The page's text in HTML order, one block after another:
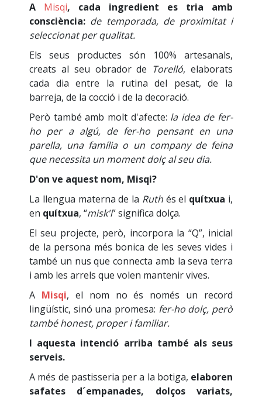
A Misqi, cada ingredient es tria amb
consciència: de temporada, de proximitat i
seleccionat per qualitat.
Els seus productes són 100% artesanals,
creats al seu obrador de Torelló, elaborats
cada dia entre la rutina del pesat, de la
barreja, de la cocció i de la decoració.
Però també amb molt d'afecte: la idea de fer-
ho per a algú, de fer-ho pensant en una
parella, una família o un company de feina
que necessita un moment dolç al seu dia.
D'on ve aquest nom, Misqi?
La llengua materna de la Ruthés el quítxua i,
en quítxua, “misk'i” significa dolça.
El seu projecte, però, incorpora la “Q”, inicial
de la persona més bonica de les seves vides i
també un nus que connecta amb la seva terra
i amb les arrels que volen mantenir vives.
A Misqi, el nom no és només un record
lingüístic, sinó una promesa: fer-ho dolç, però
també honest, proper i familiar.
I aquesta intenció arriba també als seus
serveis.
A més de pastisseria per a la botiga, elaboren
safates d´empanades, dolços variats,